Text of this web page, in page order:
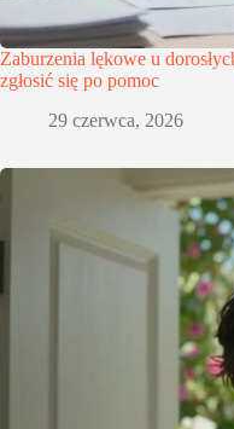
Zaburzenia lękowe u
zgłosić się po pomoc
29 czerwca, 2026